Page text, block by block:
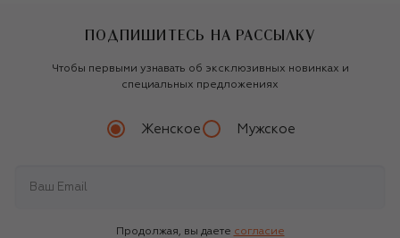
ПОДПИШИТЕСЬ НА РАССЫЛКУ
Чтобы первыми узнавать об эксклюзивных новинках и
специальных предложениях
Женское Мужское
Продолжая, вы даете согласие